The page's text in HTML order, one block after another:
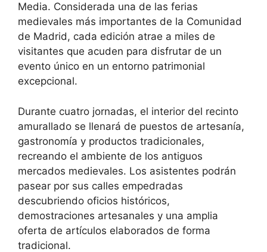
Media. Considerada una de las ferias
medievales más importantes de la Comunidad
de Madrid, cada edición atrae a miles de
visitantes que acuden para disfrutar de un
evento único en un entorno patrimonial
excepcional.
Durante cuatro jornadas, el interior del recinto
amurallado se llenará de puestos de artesanía,
gastronomía y productos tradicionales,
recreando el ambiente de los antiguos
mercados medievales. Los asistentes podrán
pasear por sus calles empedradas
descubriendo oficios históricos,
demostraciones artesanales y una amplia
oferta de artículos elaborados de forma
tradicional.